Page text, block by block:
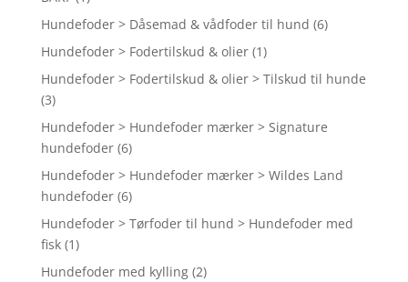
Hundefoder > Dåsemad & vådfoder til hund (6)
Hundefoder > Fodertilskud & olier (1)
Hundefoder > Fodertilskud & olier > Tilskud til hunde
(3)
Hundefoder > Hundefoder mærker > Signature
hundefoder (6)
Hundefoder > Hundefoder mærker > Wildes Land
hundefoder (6)
Hundefoder > Tørfoder til hund > Hundefoder med
fisk (1)
Hundefoder med kylling (2)